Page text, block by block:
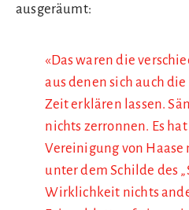
ausgeräumt:
«Das waren die
aus denen sich auch
Zeit erklären lassen.
nichts zerronnen. Es
Vereinigung von
unter dem Schilde des
Wirklichkeit nichts